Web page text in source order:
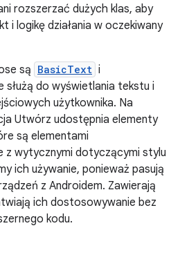
rozszerzać dużych klas, aby
i logikę działania w oczekiwany
są BasicText i
służą do wyświetlania tekstu i
użytkownika. Na
Utwórz udostępnia elementy
są elementami
z wytycznymi dotyczącymi stylu
ich używanie, ponieważ pasują
z Androidem. Zawierają
ich dostosowywanie bez
kodu.